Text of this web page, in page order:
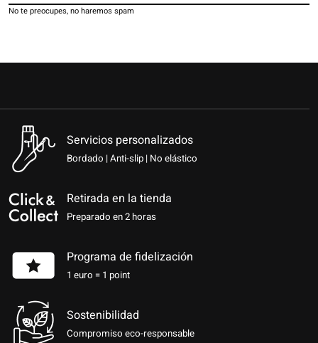
No te preocupes, no haremos spam
Servicios personalizados
Bordado | Anti-slip | No elástico
Retirada en la tienda
Preparado en 2 horas
Programa de fidelización
1 euro = 1 point
Sostenibilidad
Compromiso eco-responsable